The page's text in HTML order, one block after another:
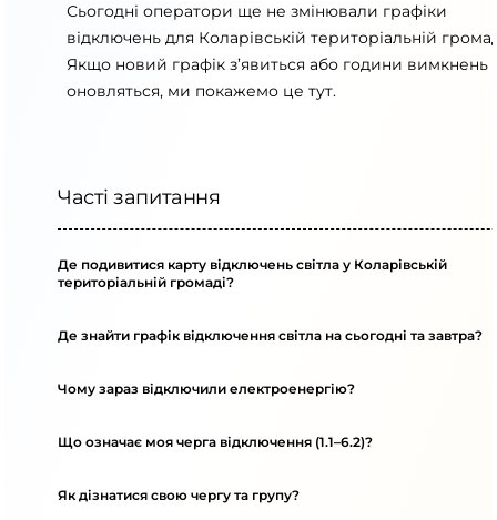
Сьогодні оператори ще не змінювали графіки
відключень для Коларівській територіальній
Якщо новий графік з’явиться або години вимкнень
оновляться, ми покажемо це тут.
Часті запитання
Де подивитися карту відключень світла у Коларівській
територіальній громаді?
Де знайти графік відключення світла на сьогодні та завтра?
Чому зараз відключили електроенергію?
Що означає моя черга відключення (1.1–6.2)?
Як дізнатися свою чергу та групу?